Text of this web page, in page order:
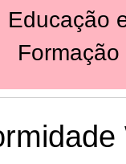
Educação
Formação